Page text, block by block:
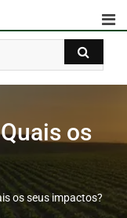
os
os seus impactos?